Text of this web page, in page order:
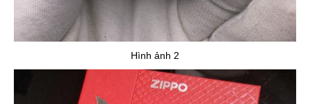
Hình ảnh 2